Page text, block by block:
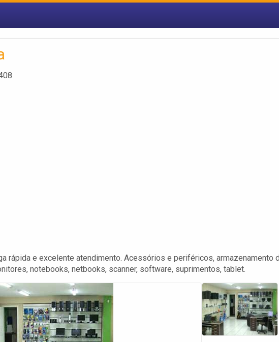
rápida e excelente atendimento. Acessórios e periféricos, armazenamento
notebooks, netbooks, scanner, software, suprimentos, tablet.